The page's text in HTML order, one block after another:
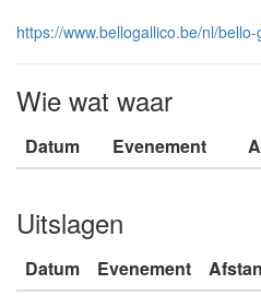
https://www.bellogallico.be/nl/
Wie wat waar
Datum Evenement
Uitslagen
Datum Evenement